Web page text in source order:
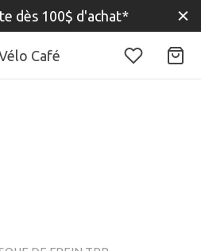
dès 100$ d'achat*